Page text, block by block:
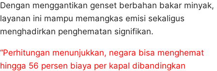
Dengan menggantikan genset berbahan bakar minyak,
layanan ini mampu memangkas emisi sekaligus
menghadirkan penghematan signifikan.
“Perhitungan menunjukkan, negara bisa menghemat
hingga 56 persen biaya per kapal dibandingkan